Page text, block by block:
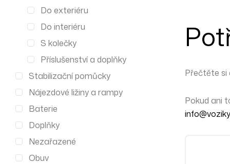
Přečtěte si
Pokud ani
Do exteriéru
Do interiéru
S kolečky
Příslušenství a doplňky
Stabilizační pomůcky
Nájezdové ližiny a rampy
Baterie
Doplňky
Nezařazené
Obuv